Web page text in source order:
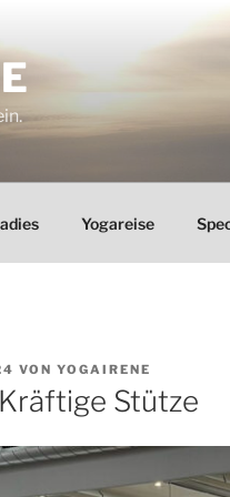
Yogareise
VON YOGAIRENE
Stütze